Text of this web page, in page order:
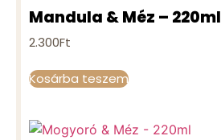
Mandula & Méz – 220ml
2.300Ft
Kosárba teszem